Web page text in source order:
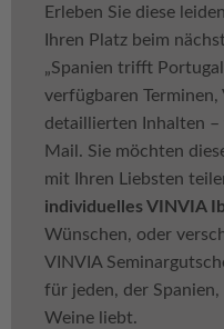
Erleben Sie diese
Ihren Platz beim
„Spanien trifft
verfügbaren
detaillierten Inhalten
Mail. Sie möchten
mit Ihren Liebsten
individuelles VINVIA
Wünschen, oder
VINVIA
für jeden, der
Weine liebt.